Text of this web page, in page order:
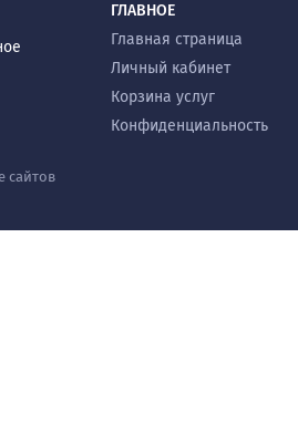
сайтов
ГЛАВНОЕ
Главная страница
Личный кабинет
Корзина услуг
Конфиденциальность